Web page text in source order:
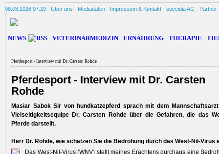
08.08.2026 07:29 - Über uns - Mediadaten - Impressum & Kontakt - succidia AG - Partner
NEWS VETERINÄRMEDIZIN ERNÄHRUNG THERAPIE
Pferdesport - Interview mit Dr. Carsten Rohde
Pferdesport - Interview mit Dr. Carsten
Rohde
Masiar Sabok Sir von hundkatzepferd sprach mit dem
Vielseitigkeitsequipe Dr. Carsten Rohde über die Gefahren, die das
Pferde darstellt.
Herr Dr. Rohde, wie schätzen Sie die Bedrohung durch das West-Nil-Virus
Das West-Nil-Virus (WNV) stellt meines Erachtens durchaus eine